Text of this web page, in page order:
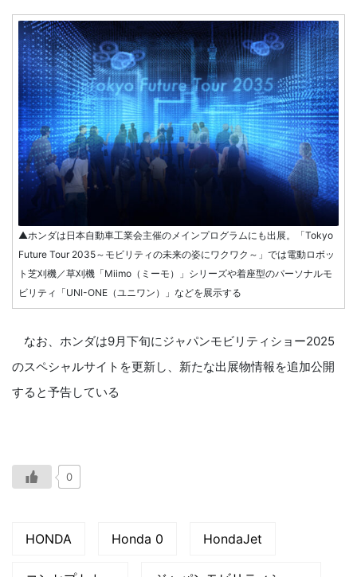
▲ホンダは日本自動車工業会主催のメインプログラムにも出展。「Tokyo
Future Tour 2035～モビリティの未来の姿にワクワク～」では電動ロボッ
ト芝刈機／草刈機「Miimo（ミーモ）」シリーズや着座型のパーソナルモ
ビリティ「UNI-ONE（ユニワン）」などを展示する
なお、ホンダは9月下旬にジャパンモビリティショー2025
のスペシャルサイトを更新し、新たな出展物情報を追加公開
すると予告している
0
HONDA Honda 0 HondaJet